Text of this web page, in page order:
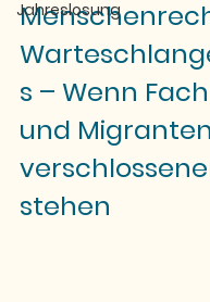
Jahreslosung
s – Wenn
und
stehen